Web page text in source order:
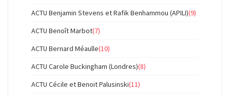
ACTU Benjamin Stevens et Rafik Benhammou (APILI)(9)
ACTU Benoît Marbot(7)
ACTU Bernard Méaulle(10)
ACTU Carole Buckingham (Londres)(8)
ACTU Cécile et Benoit Palusinski(11)